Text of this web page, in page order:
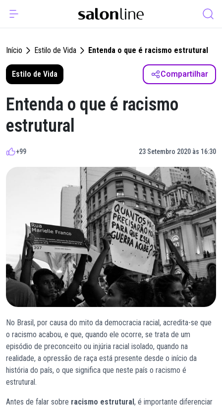
Início Estilo de Vida Entenda o que é racismo estrutural
Estilo de Vida Compartilhar
Entenda o que é racismo
estrutural
+99 23 Setembro 2020 às 16:30
No Brasil, por causa do mito da democracia racial, acredita-se que
o racismo acabou, e que, quando ele ocorre, se trata de um
episódio de preconceito ou injúria racial isolado, quando na
realidade, a opressão de raça está presente desde o início da
história do país, o que significa que neste país o racismo é
estrutural.
Antes de falar sobre racismo estrutural, é importante diferenciar